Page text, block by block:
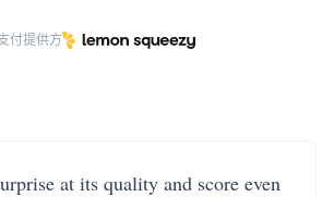
付提供方
at its quality and score even